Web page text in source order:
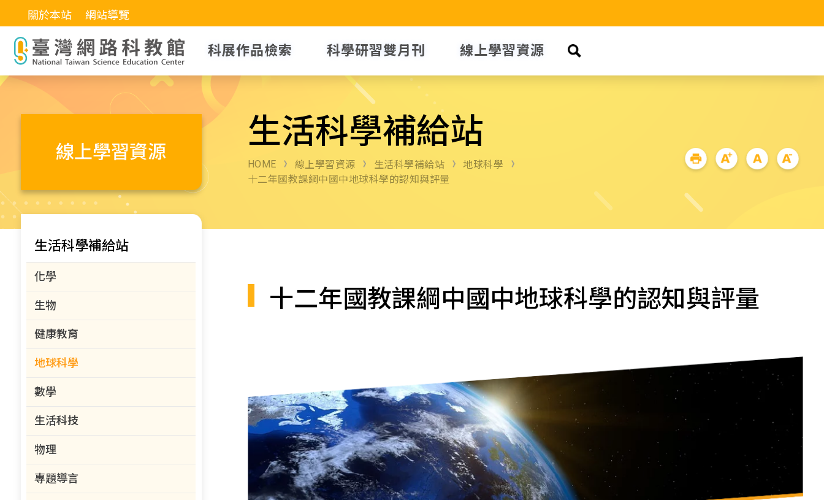
關於本站 網站導覽
科展作品檢索 科學研習雙月刊 線上學習資源
線上學習資源
生活科學補給站
HOME 線上學習資源 生活科學補給站
地球科學
十二年國教課綱中國中地球科學的認知與評量
生活科學補給站
化學
生物
健康教育
地球科學
數學
生活科技
物理
專題導言
十二年國教課綱中國中地球科學的認知與評量